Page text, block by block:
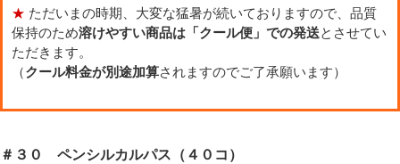
★ ただいまの時期、大変な猛暑が続いておりますので、品質
保持のため溶けやすい商品は「クール便」での発送とさせてい
ただきます。
（クール料金が別途加算されますのでご了承願います）
＃３０ ペンシルカルパス（４０コ）